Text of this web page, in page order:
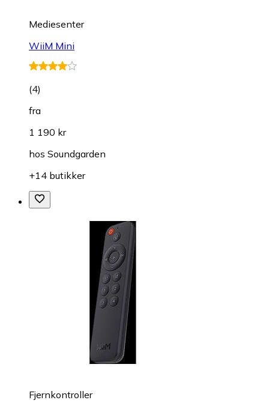
Mediesenter
WiiM Mini
(4)
fra
1 190 kr
hos Soundgarden
+14 butikker
Fjernkontroller